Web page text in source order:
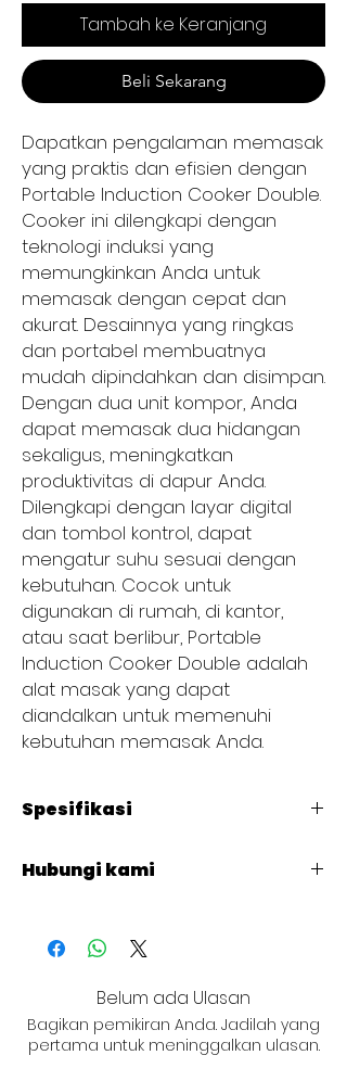
Tambah ke Keranjang
Beli Sekarang
Dapatkan pengalaman memasak
yang praktis dan efisien dengan
Portable Induction Cooker Double.
Cooker ini dilengkapi dengan
teknologi induksi yang
memungkinkan Anda untuk
memasak dengan cepat dan
akurat. Desainnya yang ringkas
dan portabel membuatnya
mudah dipindahkan dan disimpan.
Dengan dua unit kompor, Anda
dapat memasak dua hidangan
sekaligus, meningkatkan
produktivitas di dapur Anda.
Dilengkapi dengan layar digital
dan tombol kontrol, dapat
mengatur suhu sesuai dengan
kebutuhan. Cocok untuk
digunakan di rumah, di kantor,
atau saat berlibur, Portable
Induction Cooker Double adalah
alat masak yang dapat
diandalkan untuk memenuhi
kebutuhan memasak Anda.
Spesifikasi
Power (KW): 3,5
L : 730
NET WT. (KG): 12
Hubungi kami
Belum ada Ulasan
Bagikan pemikiran Anda. Jadilah yang
pertama untuk meninggalkan ulasan.